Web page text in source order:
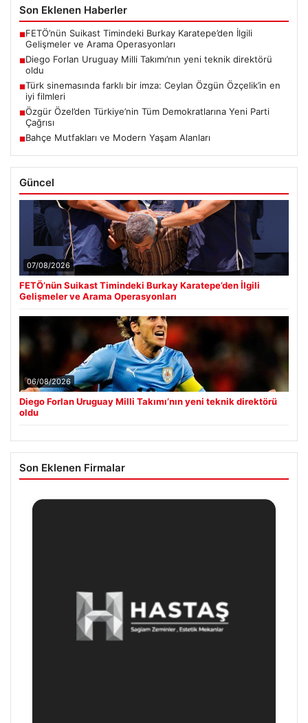
Son Eklenen Haberler
■FETÖ’nün Suikast Timindeki Burkay Karatepe’den İlgili
Gelişmeler ve Arama Operasyonları
■Diego Forlan Uruguay Milli Takımı’nın yeni teknik direktörü
oldu
■Türk sinemasında farklı bir imza: Ceylan Özgün Özçelik’in en
iyi filmleri
■Özgür Özel’den Türkiye’nin Tüm Demokratlarına Yeni Parti
Çağrısı
■Bahçe Mutfakları ve Modern Yaşam Alanları
Güncel
07/08/2026
FETÖ’nün Suikast Timindeki Burkay Karatepe’den İlgili
Gelişmeler ve Arama Operasyonları
06/08/2026
Diego Forlan Uruguay Milli Takımı’nın yeni teknik direktörü
oldu
Son Eklenen Firmalar